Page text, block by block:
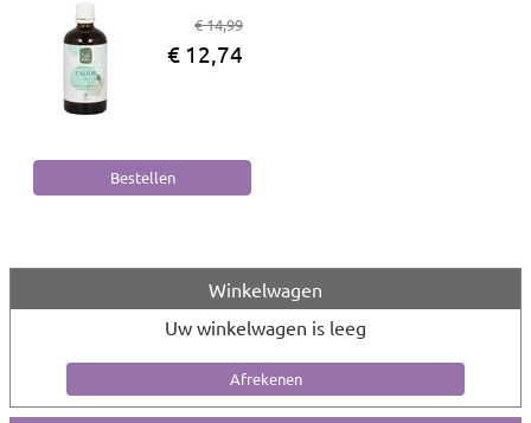
€ 14,99
€ 12,74
Winkelwagen
Uw winkelwagen is leeg